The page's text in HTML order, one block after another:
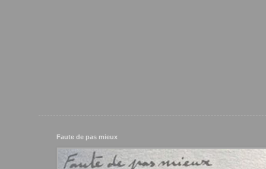
Faute de pas mieux